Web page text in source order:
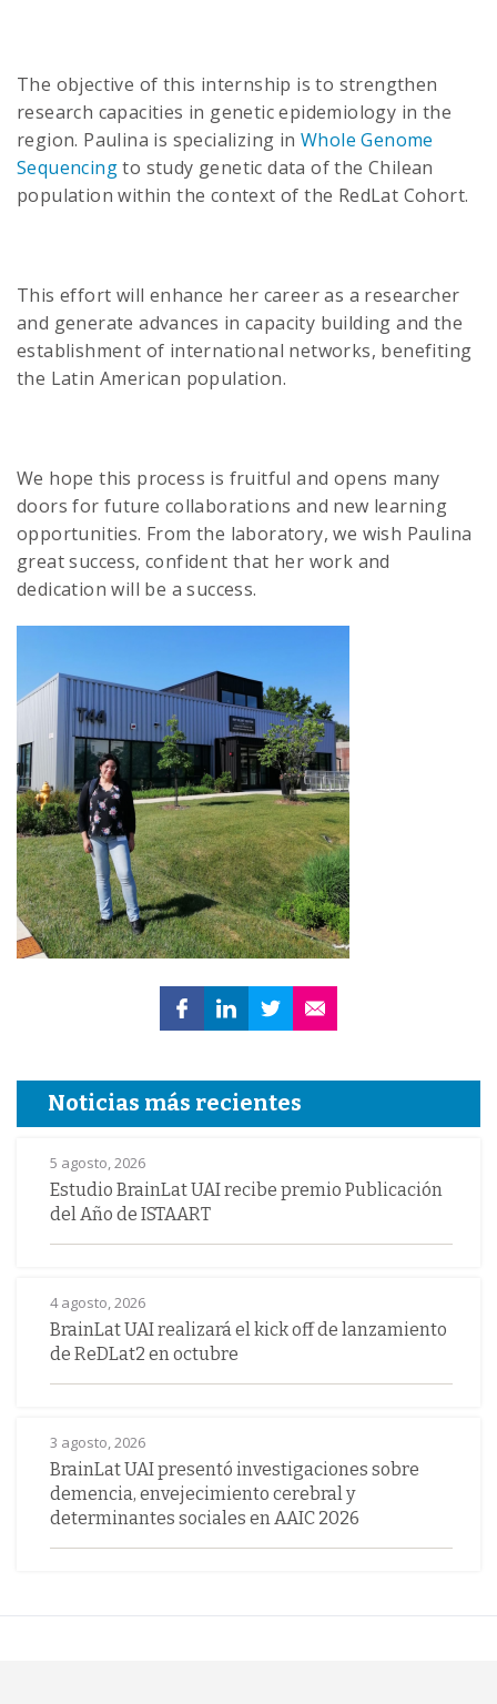
The objective of this internship is to strengthen
research capacities in genetic epidemiology in the
region. Paulina is specializing in Whole Genome
Sequencingto study genetic data of the Chilean
population within the context of the RedLat Cohort.
This effort will enhance her career as a researcher
and generate advances in capacity building and the
establishment of international networks, benefiting
the Latin American population.
We hope this process is fruitful and opens many
doors for future collaborations and new learning
opportunities. From the laboratory, we wish Paulina
great success, confident that her work and
dedication will be a success.
Noticias más recientes
5 agosto, 2026
Estudio BrainLat UAI recibe premio Publicación
del Año de ISTAART
4 agosto, 2026
BrainLat UAI realizará el kick off de lanzamiento
de ReDLat2 en octubre
3 agosto, 2026
BrainLat UAI presentó investigaciones sobre
demencia, envejecimiento cerebral y
determinantes sociales en AAIC 2026